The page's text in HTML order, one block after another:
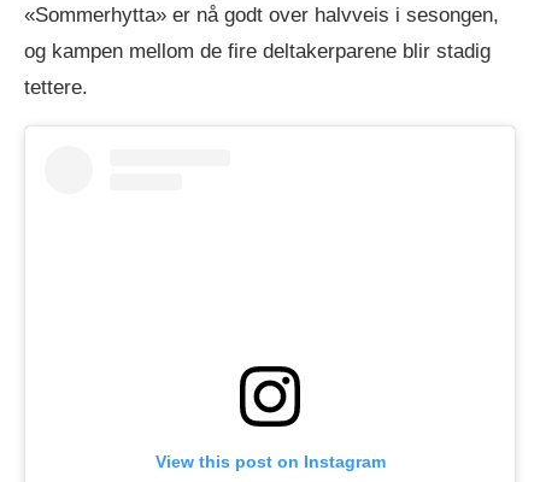
«Sommerhytta» er nå godt over halvveis i sesongen,
og kampen mellom de fire deltakerparene blir stadig
tettere.
View this post on Instagram